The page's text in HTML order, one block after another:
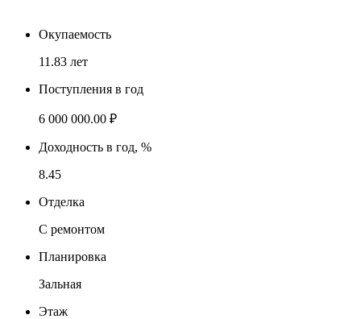
Окупаемость
11.83 лет
Поступления в год
6 000 000.00 ₽
Доходность в год, %
8.45
Отделка
С ремонтом
Планировка
Зальная
Этаж